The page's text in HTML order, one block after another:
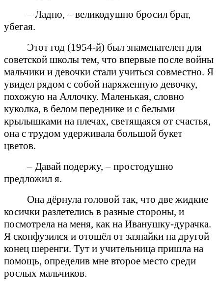
– Ладно, – великодушно бросил брат,
убегая.
Этот год (1954-й) был знаменателен для
советской школы тем, что впервые после войны
мальчики и девочки стали учиться совместно. Я
увидел рядом с собой наряженную девочку,
похожую на Аллочку. Маленькая, словно
куколка, в белом переднике и с белыми
крылышками на плечах, светящаяся от счастья,
она с трудом удерживала большой букет
цветов.
– Давай подержу, – простодушно
предложил я.
Она дёрнула головой так, что две жидкие
косички разлетелись в разные стороны, и
посмотрела на меня, как на Иванушку-дурачка.
Я сконфузился и отошёл от зазнайки на другой
конец шеренги. Тут и учительница пришла на
помощь, определив мне второе место среди
рослых мальчиков.